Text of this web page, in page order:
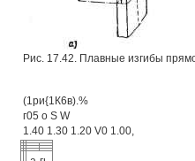
Рис. 17.42. Плавные изгибы
(1ри{1К6в).%
г05 о S W
1.40 1.30 1.20 V0 1.00,